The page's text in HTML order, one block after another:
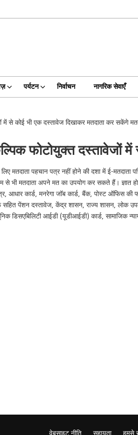
पर्यटन निर्वाचन नागरिक सेवाएँ
में से कोई भी एक दस्तावेज दिखाकर मतदाता कर सकेंगे
फोटोयुक्त
के लिए मतदाता पहचान पत्र नहीं होने की दशा में
मतदाता अपने मत का उपयोग कर सकते हैं। ज्ञात
आधार कार्ड, मनरेगा जॉब कार्ड, बैंक, पोस्ट ऑफिस की
सहित पेंशन दस्तावेज, केंद्र शासन, राज्य शासन, लोक
डिसएबिलिटी आईडी (यूडीआईडी) कार्ड,